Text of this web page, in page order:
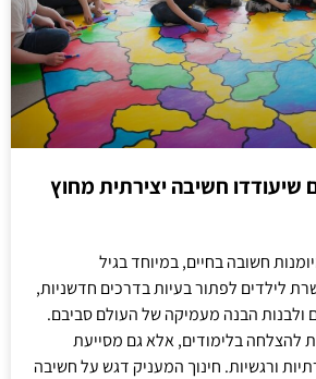
שיעודדו חשיבה יצירתית מחוץ
חשובה בחיים, במיוחד בגיל
לילדים לפתור בעיות בדרכים חדשניות,
ולבנות הבנה מעמיקה של העולם סביבם.
להצלחה בלימודים, אלא גם מסייעת
ורגשיות. חינוך המעניק דגש על חשיבה